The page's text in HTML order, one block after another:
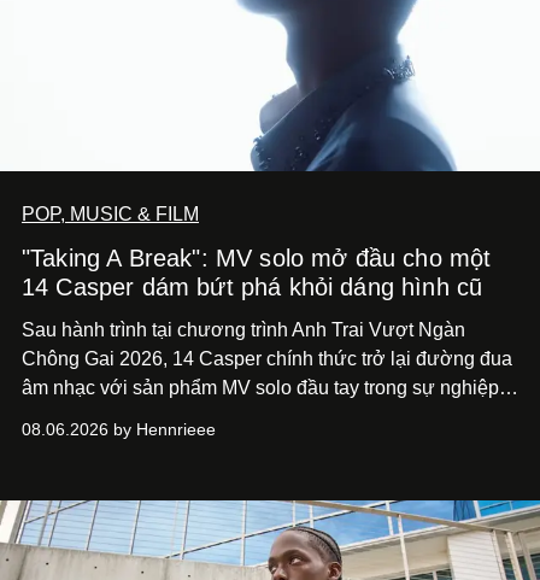
POP, MUSIC & FILM
"Taking A Break": MV solo mở đầu cho một
14 Casper dám bứt phá khỏi dáng hình cũ
Sau hành trình tại chương trình Anh Trai Vượt Ngàn
Chông Gai 2026, 14 Casper chính thức trở lại đường đua
âm nhạc với sản phẩm MV solo đầu tay trong sự nghiệp -
bước chuyển mình của 14 Casper sau chương trình, mà
của nam nghệ sĩ khi lần đầu tiên anh trình làng một MV
solo được đầu tư toàn diện từ sáng tác, sản xuất, trình
diễn đến hình ảnh.
08.06.2026 by Hennrieee